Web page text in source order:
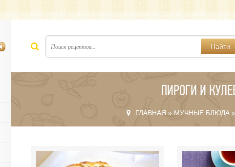
Найти
ПИРОГИ И
ГЛАВНАЯ » МУЧНЫЕ БЛЮДА »